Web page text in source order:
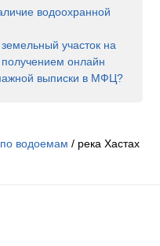
водоохранной
участок на
онлайн
выписки в МФЦ?
водоемам / река Хастах